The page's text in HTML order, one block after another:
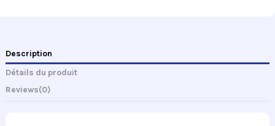
Description
Détails du produit
Reviews(0)